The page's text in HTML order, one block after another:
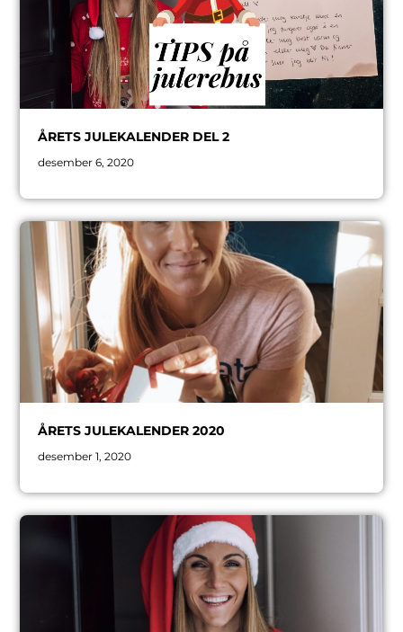
ÅRETS JULEKALENDER DEL 2
desember 6, 2020
ÅRETS JULEKALENDER 2020
desember 1, 2020